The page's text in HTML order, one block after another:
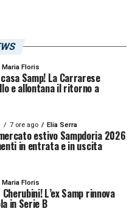
davvero riportare
dovrà muoversi in
è concreta e il
sfumare un profilo
già inserito nel
utile
da discutere
Maria Floris
Samp! La Carrarese
e allontana il ritorno a
7 ore ago Elia Serra
estivo Sampdoria 2026
in entrata e in uscita
Maria Floris
L’ex Samp rinnova
in Serie B